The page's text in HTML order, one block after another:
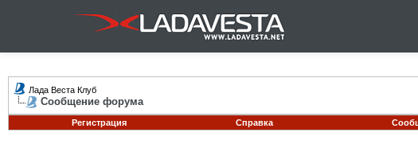
Лада Веста Клуб
Сообщение форума
Регистрация
Справка